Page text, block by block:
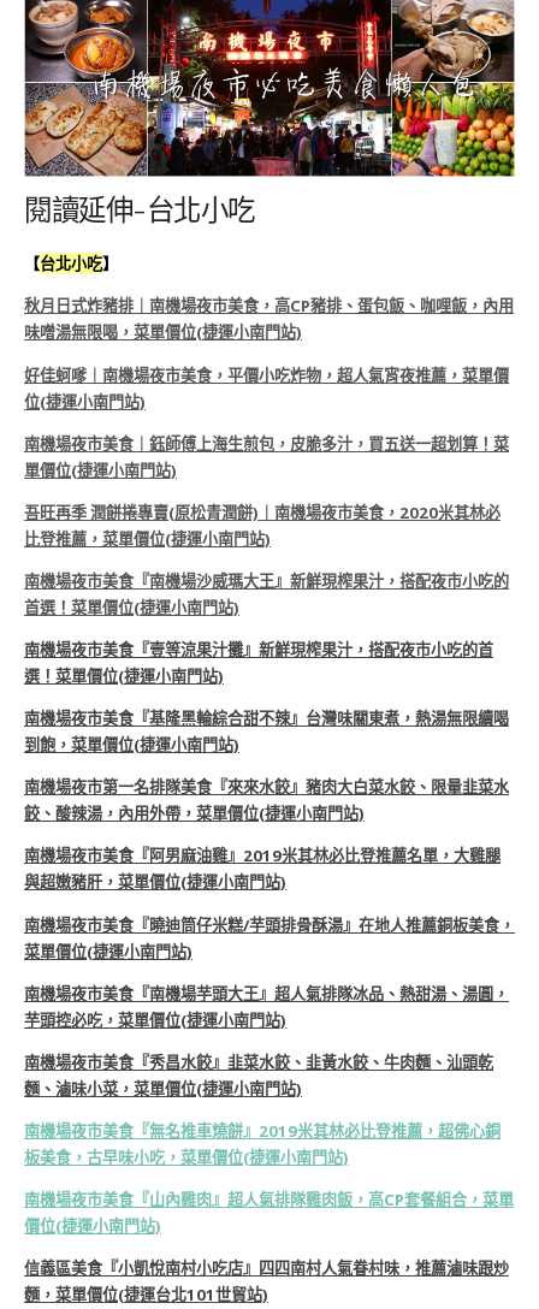
閱讀延伸-台北小吃
【台北小吃】
秋月日式炸豬排｜南機場夜市美食，高CP豬排、蛋包飯、咖哩飯，內用
味噌湯無限喝，菜單價位(捷運小南門站)
好佳蚵嗲｜南機場夜市美食，平價小吃炸物，超人氣宵夜推薦，菜單價
位(捷運小南門站)
南機場夜市美食｜鈺師傅上海生煎包，皮脆多汁，買五送一超划算！菜
單價位(捷運小南門站)
吾旺再季 潤餅捲專賣(原松青潤餅)｜南機場夜市美食，2020米其林必
比登推薦，菜單價位(捷運小南門站)
南機場夜市美食『南機場沙威瑪大王』新鮮現榨果汁，搭配夜市小吃的
首選！菜單價位(捷運小南門站)
南機場夜市美食『壹等涼果汁攤』新鮮現榨果汁，搭配夜市小吃的首
選！菜單價位(捷運小南門站)
南機場夜市美食『基隆黑輪綜合甜不辣』台灣味關東煮，熱湯無限續喝
到飽，菜單價位(捷運小南門站)
南機場夜市第一名排隊美食『來來水餃』豬肉大白菜水餃、限量韭菜水
餃、酸辣湯，內用外帶，菜單價位(捷運小南門站)
南機場夜市美食『阿男麻油雞』2019米其林必比登推薦名單，大雞腿
與超嫩豬肝，菜單價位(捷運小南門站)
南機場夜市美食『曉迪筒仔米糕/芋頭排骨酥湯』在地人推薦銅板美食，
菜單價位(捷運小南門站)
南機場夜市美食『南機場芋頭大王』超人氣排隊冰品、熱甜湯、湯圓，
芋頭控必吃，菜單價位(捷運小南門站)
南機場夜市美食『秀昌水餃』韭菜水餃、韭黃水餃、牛肉麵、汕頭乾
麵、滷味小菜，菜單價位(捷運小南門站)
南機場夜市美食『無名推車燒餅』2019米其林必比登推薦，超佛心銅
板美食，古早味小吃，菜單價位(捷運小南門站)
南機場夜市美食『山內雞肉』超人氣排隊雞肉飯，高CP套餐組合，菜單
價位(捷運小南門站)
信義區美食『小凱悅南村小吃店』四四南村人氣眷村味，推薦滷味跟炒
麵，菜單價位(捷運台北101世貿站)